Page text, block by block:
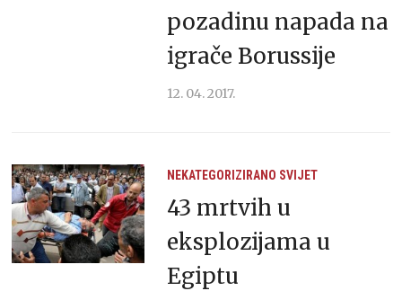
pozadinu napada na
igrače Borussije
12. 04. 2017.
NEKATEGORIZIRANO SVIJET
43 mrtvih u
eksplozijama u
Egiptu